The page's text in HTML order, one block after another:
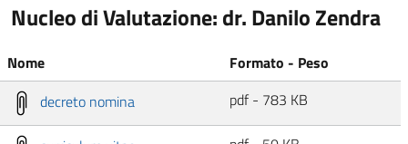
Nucleo di Valutazione: dr. Danilo Zendra
Nome
Formato - Peso
decreto nomina
pdf - 783 KB